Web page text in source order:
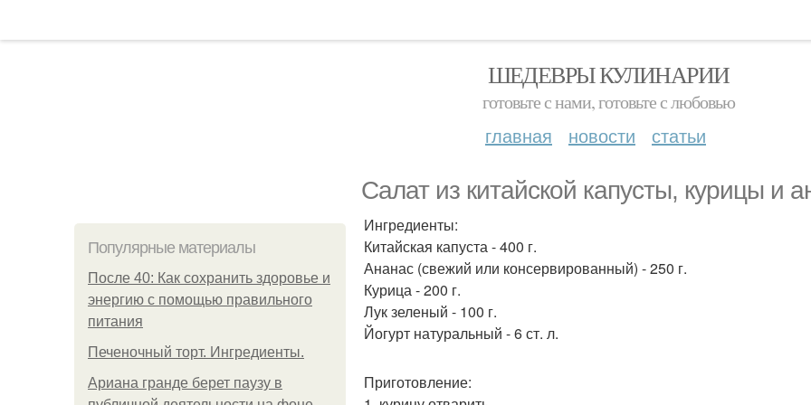
ШЕДЕВРЫ КУЛИНАРИИ
готовьте с нами, готовьте с любовью
главная новости статьи
Салат из китайской капусты, курицы и
Популярные материалы
После 40: Как сохранить здоровье и
энергию с помощью правильного
питания
Печеночный торт. Ингредиенты.
Ариана гранде берет паузу в
Ингредиенты:
Китайская капуста - 400 г.
Ананас (свежий или консервированный) - 250 г.
Курица - 200 г.
Лук зеленый - 100 г.
Йогурт натуральный - 6 ст. л.
Приготовление: